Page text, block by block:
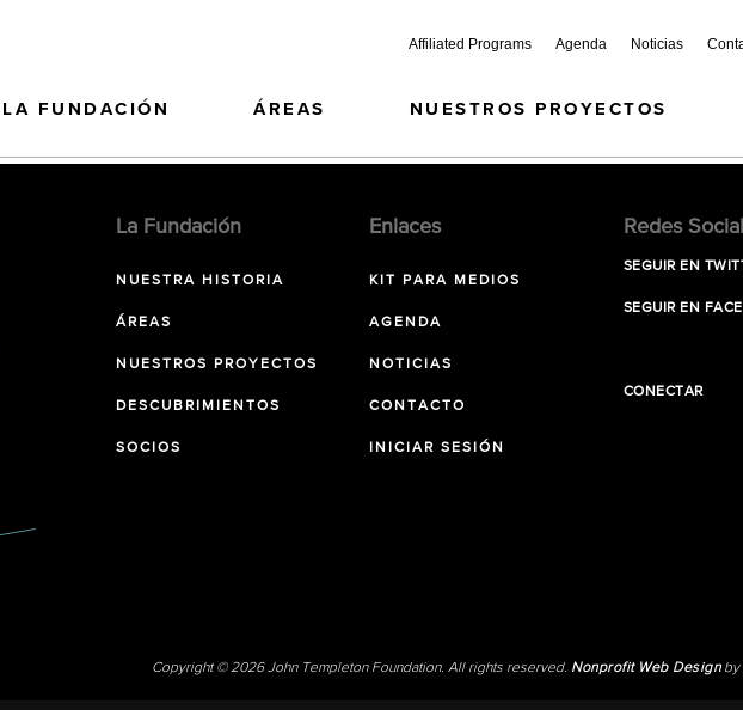
Affiliated Programs Agenda Noticias
LA FUNDACIÓN ÁREAS NUESTROS PROYECTOS
La Fundación
NUESTRA HISTORIA
ÁREAS
NUESTROS PROYECTOS
DESCUBRIMIENTOS
SOCIOS
Enlaces
KIT PARA MEDIOS
AGENDA
NOTICIAS
CONTACTO
INICIAR SESIÓN
Redes
SEGUIR EN
SEGUIR EN
CONECTAR
Copyright © 2026 John Templeton Foundation. All rights reserved. Nonprofit Web Designby